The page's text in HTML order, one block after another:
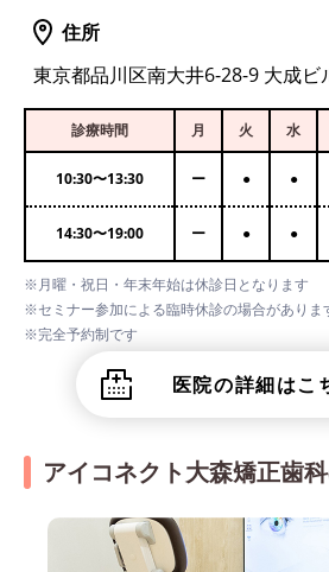
住所
東京都品川区南大井6-28-9 大成ビ
診療時間 月 火 水
10:30〜13:30 ー ● ●
14:30〜19:00 ー ● ●
※月曜・祝日・年末年始は休診日となります
※セミナー参加による臨時休診の場合がありま
※完全予約制です
医院の詳細はこ
アイコネクト大森矯正歯